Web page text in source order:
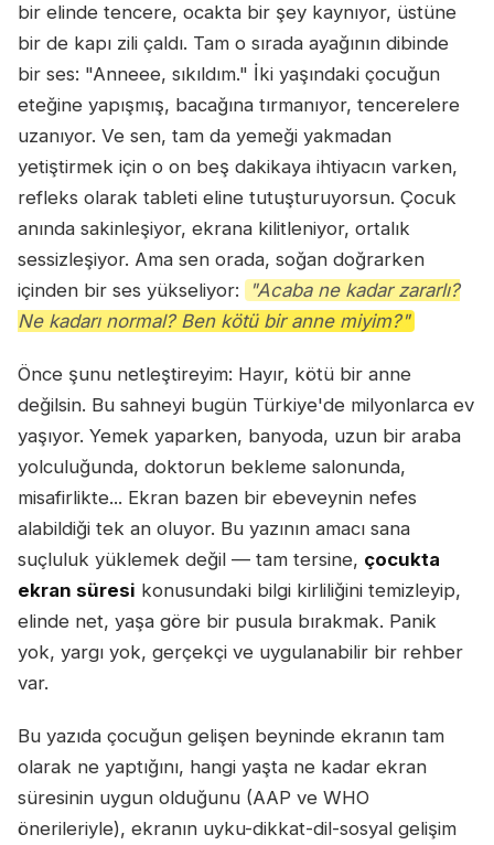
bir elinde tencere, ocakta bir şey kaynıyor, üstüne
bir de kapı zili çaldı. Tam o sırada ayağının dibinde
bir ses: "Anneee, sıkıldım." İki yaşındaki çocuğun
eteğine yapışmış, bacağına tırmanıyor, tencerelere
uzanıyor. Ve sen, tam da yemeği yakmadan
yetiştirmek için o on beş dakikaya ihtiyacın varken,
refleks olarak tableti eline tutuşturuyorsun. Çocuk
anında sakinleşiyor, ekrana kilitleniyor, ortalık
sessizleşiyor. Ama sen orada, soğan doğrarken
içinden bir ses yükseliyor:
"Acaba ne kadar zararlı?
Ne kadarı normal? Ben kötü bir anne miyim?"
Önce şunu netleştireyim: Hayır, kötü bir anne
değilsin. Bu sahneyi bugün Türkiye'de milyonlarca ev
yaşıyor. Yemek yaparken, banyoda, uzun bir araba
yolculuğunda, doktorun bekleme salonunda,
misafirlikte... Ekran bazen bir ebeveynin nefes
alabildiği tek an oluyor. Bu yazının amacı sana
suçluluk yüklemek değil — tam tersine, çocukta
ekran süresi konusundaki bilgi kirliliğini temizleyip,
elinde net, yaşa göre bir pusula bırakmak. Panik
yok, yargı yok, gerçekçi ve uygulanabilir bir rehber
var.
Bu yazıda çocuğun gelişen beyninde ekranın tam
olarak ne yaptığını, hangi yaşta ne kadar ekran
süresinin uygun olduğunu (AAP ve WHO
önerileriyle), ekranın uyku-dikkat-dil-sosyal gelişim